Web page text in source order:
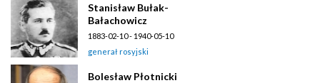
Stanisław Bułak-
Bałachowicz
1883-02-10 - 1940-05-10
generał rosyjski
Bolesław Płotnicki